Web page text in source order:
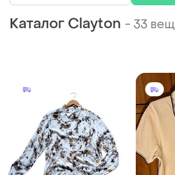
Каталог Clayton - 33